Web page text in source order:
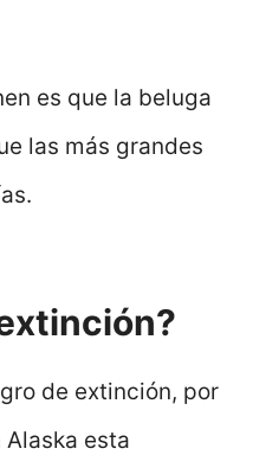
es que la beluga
las más grandes
de extinción, por
esta